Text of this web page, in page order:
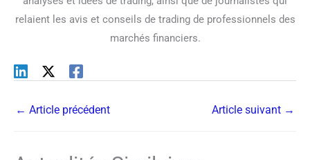
relaient les avis et conseils de trading de professionnels des
marchés financiers.
← Article précédent Article suivant →